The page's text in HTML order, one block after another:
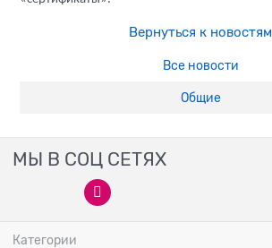
Вернуться к новостям
Все новости
Общие
МЫ В СОЦ СЕТЯХ
Категории